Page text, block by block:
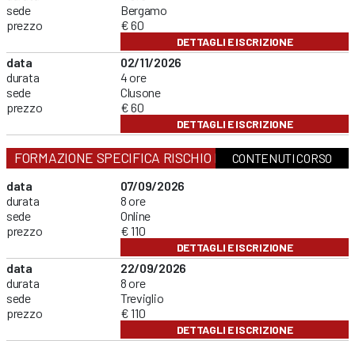
sede
prezzo
Bergamo
€ 60
DETTAGLI E ISCRIZIONE
data
durata
sede
prezzo
02/11/2026
4 ore
Clusone
€ 60
DETTAGLI E ISCRIZIONE
FORMAZIONE SPECIFICA RISCHIO MEDIOCONTENUTI CORSO
data
durata
sede
prezzo
07/09/2026
8 ore
Online
€ 110
DETTAGLI E ISCRIZIONE
data
durata
sede
prezzo
22/09/2026
8 ore
Treviglio
€ 110
DETTAGLI E ISCRIZIONE